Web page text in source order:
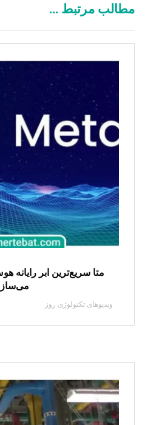
مطالب مرتبط ...
متا سریع‌ترین ابر رایانه
ویدیوهای تکنولوژی روز